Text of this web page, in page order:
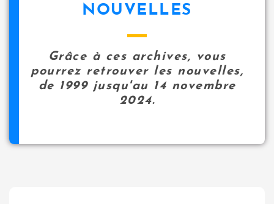
NOUVELLES
Grâce à ces archives, vous
pourrez retrouver les nouvelles,
de 1999 jusqu'au 14 novembre
2024.